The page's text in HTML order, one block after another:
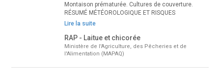
Montaison prématurée. Cultures de couverture.
RÉSUMÉ MÉTÉOROLOGIQUE ET RISQUES
Lire la suite
RAP - Laitue et chicorée
Ministère de l'Agriculture, des Pêcheries et de
l'Alimentation (MAPAQ)